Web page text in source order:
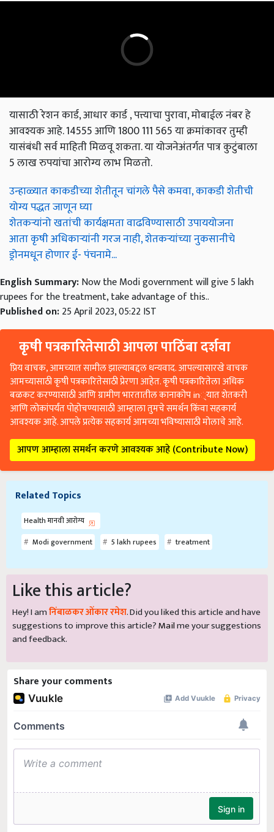
यासाठी रेशन कार्ड, आधार कार्ड , पत्त्याचा पुरावा, मोबाईल नंबर हे
आवश्यक आहे. 14555 आणि 1800 111 565 या क्रमांकावर तुम्ही
यासंबंधी सर्व माहिती मिळवू शकता. या योजनेअंतर्गत पात्र कुटुंबाला
5 लाख रुपयांचा आरोग्य लाभ मिळतो.
उन्हाळ्यात काकडीच्या शेतीतून चांगले पैसे कमवा, काकडी शेतीची
योग्य पद्धत जाणून घ्या
शेतकऱ्यांनो खतांची कार्यक्षमता वाढविण्यासाठी उपाययोजना
आता कृषी अधिकाऱ्यांनी गरज नाही, शेतकऱ्यांच्या नुकसानीचे
ड्रोनमधून होणार ई- पंचनामे...
English Summary:Now the Modi government will give 5 lakh
rupees for the treatment, take advantage of this..
Published on:25 April 2023, 05:22 IST
कृषी पत्रकारितेसाठी आपला पाठिंबा दर्शवा
प्रिय वाचक, आमच्यात सामील झाल्याबद्दल धन्यवाद. आपल्यासारखे वाचक
आमच्यासाठी कृषी पत्रकारितेसाठी प्रेरणा आहेत. कृषी पत्रकारितेला अधिक
बळकट करण्यासाठी आणि ग्रामीण भारतातील कानाकोप in्यात शेतकरी
आणि लोकांपर्यंत पोहोचण्यासाठी आम्हाला तुमचे समर्थन किंवा सहकार्य
आवश्यक आहे. आपले प्रत्येक सहकार्य आमच्या भविष्यासाठी मोलाचे आहे.
आपण आम्हाला समर्थन करणे आवश्यक आहे (Contribute Now)
Related Topics
Health मानवी आरोग्य
Modi government
5 lakh rupees treatment
Like this article?
Hey! I amनिंबाळकर ओंकार रमेश. Did you liked this article and have
suggestions to improve this article?Mailme your suggestions
and feedback.
Share your comments